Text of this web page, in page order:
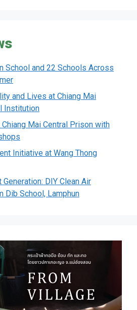
School and 22 Schools Across
and Lives at Chiang Mai
Institution
Mai Central Prison with
Initiative at Wang Thong
DIY Clean Air
Dib School, Lamphun